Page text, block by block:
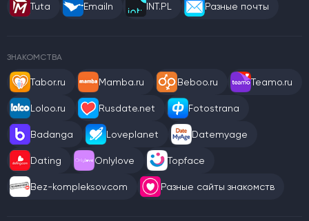
Tuta Emailn INT.PL Разные почты
ЗНАКОМСТВА
Tabor.ru Mamba.ru Beboo.ru Teamo.ru
Loloo.ru Rusdate.net Fotostrana
Badanga Loveplanet Datemyage
Dating Onlylove Topface
Bez-kompleksov.com Разные сайты знакомств